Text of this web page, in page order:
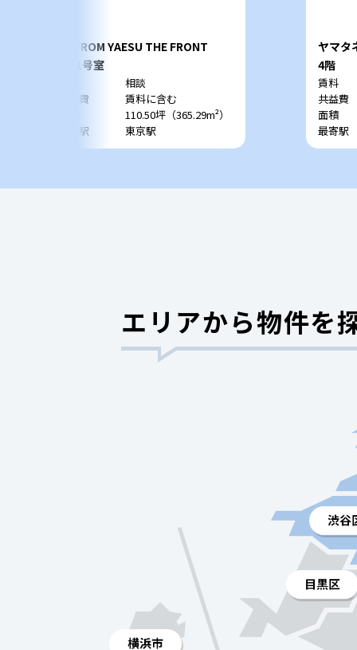
TOFROM YAESU THE FRONT
3階1号室
相談
共益費
賃料に含む
110.50坪（365.29m²）
最寄駅
東京駅
ヤマタ
4階
賃料
共益費
面積
最寄駅
エリアから物件を